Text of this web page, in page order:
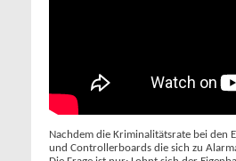
Nachdem die Kriminalitätsrate bei den
und Controllerboards die sich zu